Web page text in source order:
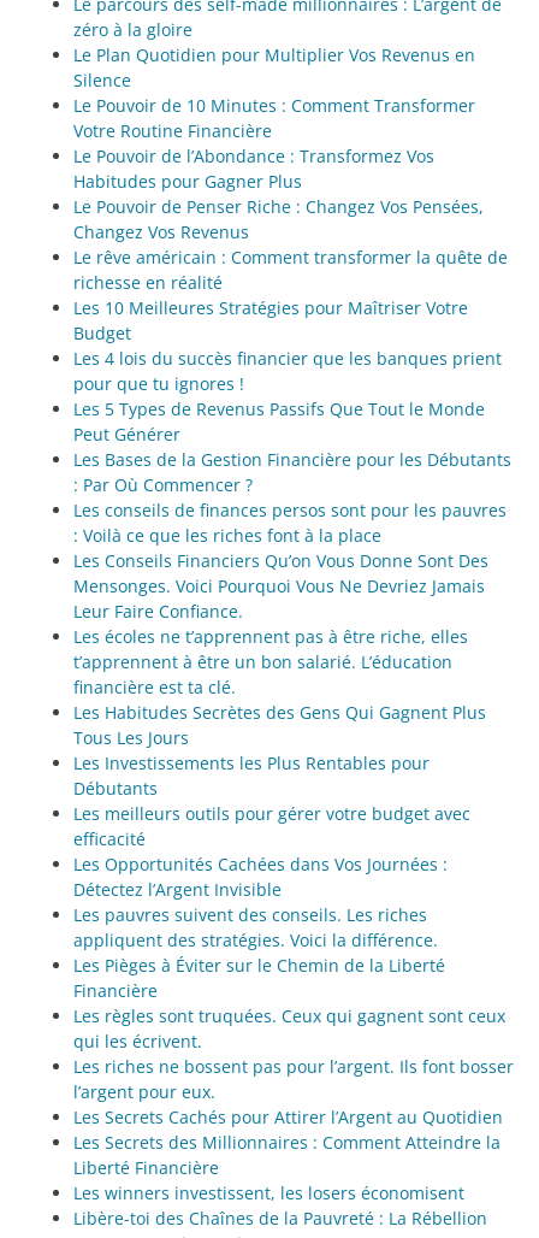
Le parcours des self-made millionnaires : L’argent de
zéro à la gloire
Le Plan Quotidien pour Multiplier Vos Revenus en
Silence
Le Pouvoir de 10 Minutes : Comment Transformer
Votre Routine Financière
Le Pouvoir de l’Abondance : Transformez Vos
Habitudes pour Gagner Plus
Le Pouvoir de Penser Riche : Changez Vos Pensées,
Changez Vos Revenus
Le rêve américain : Comment transformer la quête de
richesse en réalité
Les 10 Meilleures Stratégies pour Maîtriser Votre
Budget
Les 4 lois du succès financier que les banques prient
pour que tu ignores !
Les 5 Types de Revenus Passifs Que Tout le Monde
Peut Générer
Les Bases de la Gestion Financière pour les Débutants
: Par Où Commencer ?
Les conseils de finances persos sont pour les pauvres
: Voilà ce que les riches font à la place
Les Conseils Financiers Qu’on Vous Donne Sont Des
Mensonges. Voici Pourquoi Vous Ne Devriez Jamais
Leur Faire Confiance.
Les écoles ne t’apprennent pas à être riche, elles
t’apprennent à être un bon salarié. L’éducation
financière est ta clé.
Les Habitudes Secrètes des Gens Qui Gagnent Plus
Tous Les Jours
Les Investissements les Plus Rentables pour
Débutants
Les meilleurs outils pour gérer votre budget avec
efficacité
Les Opportunités Cachées dans Vos Journées :
Détectez l’Argent Invisible
Les pauvres suivent des conseils. Les riches
appliquent des stratégies. Voici la différence.
Les Pièges à Éviter sur le Chemin de la Liberté
Financière
Les règles sont truquées. Ceux qui gagnent sont ceux
qui les écrivent.
Les riches ne bossent pas pour l’argent. Ils font bosser
l’argent pour eux.
Les Secrets Cachés pour Attirer l’Argent au Quotidien
Les Secrets des Millionnaires : Comment Atteindre la
Liberté Financière
Les winners investissent, les losers économisent
Libère-toi des Chaînes de la Pauvreté : La Rébellion